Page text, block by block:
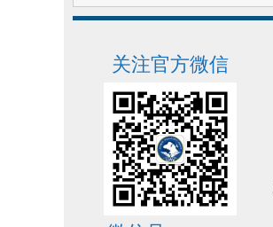
关注官方微信